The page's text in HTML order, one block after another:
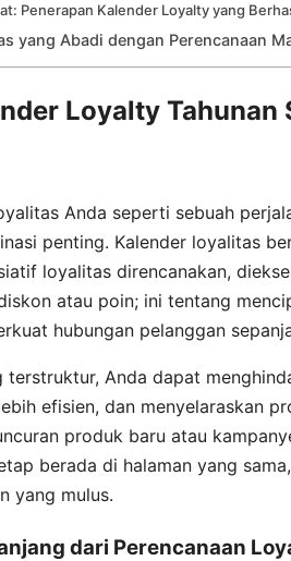
Penerapan Kalender Loyalty yang
yang Abadi dengan Perencanaan
Loyalty
Anda seperti sebuah
penting. Kalender loyalitas
loyalitas direncanakan,
atau poin; ini tentang
hubungan pelanggan
terstruktur, Anda dapat
efisien, dan menyelaraskan
produk baru atau
berada di halaman yang
yang mulus.
dari Perencanaan